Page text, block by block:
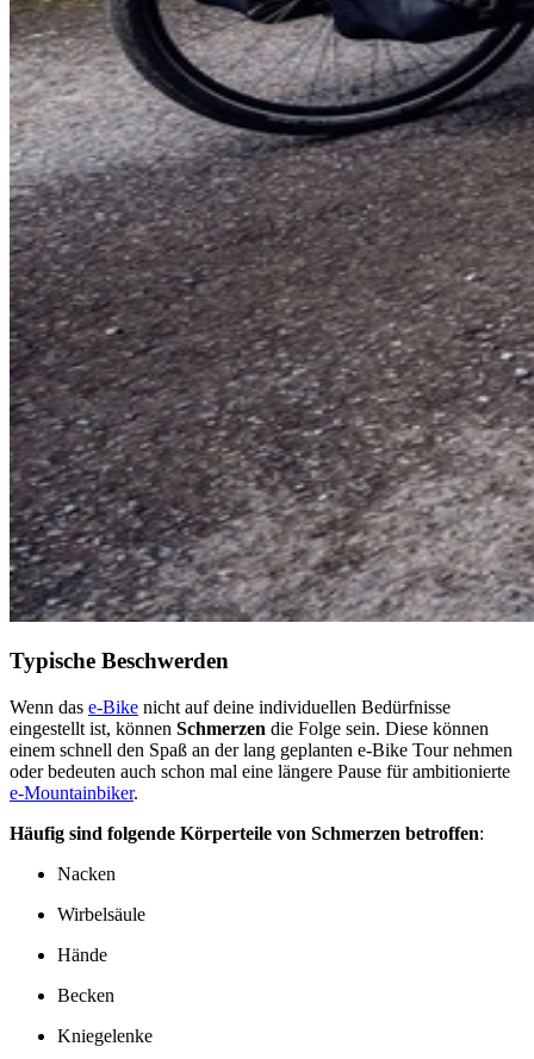
Typische Beschwerden
Wenn das e-Bike nicht auf deine individuellen Bedürfnisse
eingestellt ist, können Schmerzen die Folge sein. Diese können
einem schnell den Spaß an der lang geplanten e-Bike Tour nehmen
oder bedeuten auch schon mal eine längere Pause für ambitionierte
e-Mountainbiker.
Häufig sind folgende Körperteile von Schmerzen betroffen:
Nacken
Wirbelsäule
Hände
Becken
Kniegelenke